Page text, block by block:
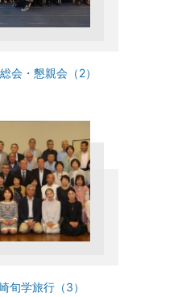
会・懇親会（2）
旬学旅行（3）